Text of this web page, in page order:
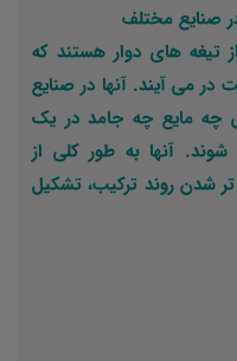
صنایع مختلف
تیغه های دوار هستند که
می آیند. آنها در صنایع
چه مایع چه جامد در یک
آنها به طور کلی از
شدن روند ترکیب، تشکیل